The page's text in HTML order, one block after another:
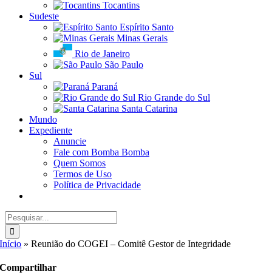
Tocantins
Sudeste
Espírito Santo
Minas Gerais
Rio de Janeiro
São Paulo
Sul
Paraná
Rio Grande do Sul
Santa Catarina
Mundo
Expediente
Anuncie
Fale com Bomba Bomba
Quem Somos
Termos de Uso
Política de Privacidade
Buscar
resultados
para:
Início »Reunião do COGEI – Comitê Gestor de Integridade
Compartilhar